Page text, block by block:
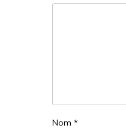
Nom *